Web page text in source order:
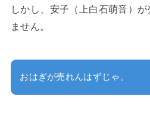
しかし、安子（上白石萌音）
ません。
おはぎが売れんはずじゃ。